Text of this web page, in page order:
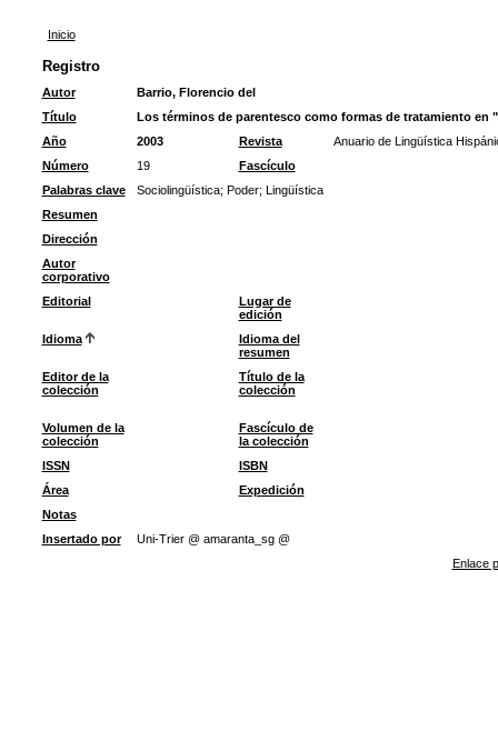
Inicio
Registro
Autor
Barrio, Florencio del
Título
Los términos de parentesco como formas de tratamiento en
Año
2003 Revista
Anuario de Lingüística
Número
19
Fascículo
Palabras clave
Sociolingüística; Poder; Lingüística
Resumen
Dirección
Autor
corporativo
Editorial
Lugar de
edición
Idioma
Idioma del
resumen
Editor de la
colección
Título de la
colección
Volumen de la
colección
Fascículo de
la colección
ISSN
ISBN
Área
Expedición
Notas
Insertado por
Uni-Trier @ amaranta_sg @
Enlace